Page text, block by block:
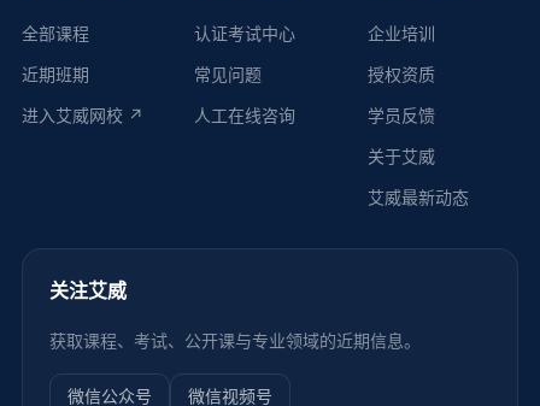
全部课程
近期班期
进入艾威网校 ↗
认证考试中心
常见问题
人工在线咨询
企业培训
授权资质
学员反馈
关于艾威
艾威最新动态
关注艾威
获取课程、考试、公开课与专业领域的近期信息。
微信公众号 微信视频号